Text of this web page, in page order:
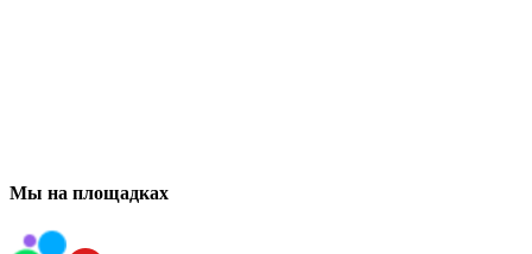
Мы на площадках